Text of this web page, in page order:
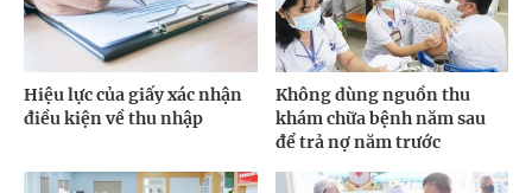
Hiệu lực của giấy xác nhận
điều kiện về thu nhập
Không dùng nguồn thu
khám chữa bệnh năm sau
để trả nợ năm trước